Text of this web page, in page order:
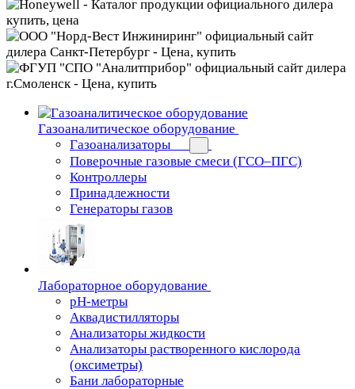
Газоаналитическое оборудование
Газоанализаторы
Поверочные газовые смеси (ГСО–ПГС)
Контроллеры
Принадлежности
Генераторы газов
Лабораторное оборудование
pH-метры
Аквадистилляторы
Анализаторы жидкости
Анализаторы растворенного кислорода
(оксиметры)
Бани лабораторные